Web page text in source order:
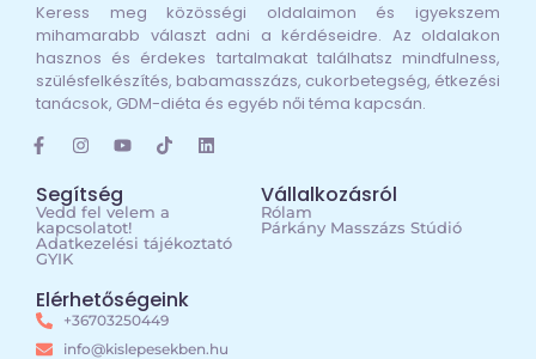
Keress meg közösségi oldalaimon és igyekszem
mihamarabb választ adni a kérdéseidre. Az oldalakon
hasznos és érdekes tartalmakat találhatsz mindfulness,
szülésfelkészítés, babamasszázs, cukorbetegség, étkezési
tanácsok, GDM-diéta és egyéb női téma kapcsán.
Segítség
Vedd fel velem a
kapcsolatot!
Adatkezelési tájékoztató
GYIK
Vállalkozásról
Rólam
Párkány Masszázs Stúdió
Elérhetőségeink
+36703250449
info@kislepesekben.hu